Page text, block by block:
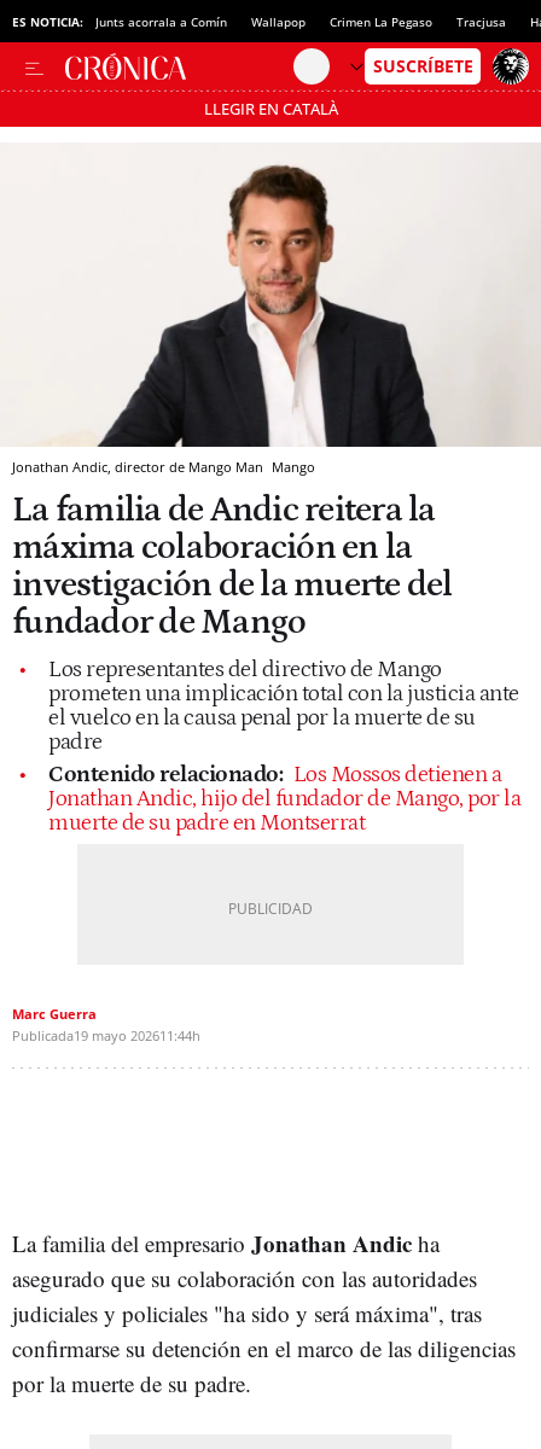
ES NOTICIA: Junts acorrala a Comín Wallapop Crimen La Pegaso Tracjusa
LLEGIR EN CATALÀ
Pásate al MODO AHORRO
Jonathan Andic, director de Mango Man Mango
La familia de Andic reitera la
máxima colaboración en la
investigación de la muerte del
fundador de Mango
Los representantes del directivo de Mango
prometen una implicación total con la justicia ante
el vuelco en la causa penal por la muerte de su
padre
Contenido relacionado: Los Mossos detienen a
Jonathan Andic, hijo del fundador de Mango, por la
muerte de su padre en Montserrat
Marc Guerra
Publicada19 mayo 202611:44h
La familia del empresario Jonathan Andic ha
asegurado que su colaboración con las autoridades
judiciales y policiales "ha sido y será máxima", tras
confirmarse su detención en el marco de las diligencias
por la muerte de su padre.